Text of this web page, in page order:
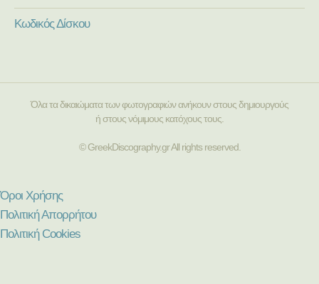
Κωδικός Δίσκου
Όλα τα δικαιώματα των φωτογραφιών ανήκουν στους δημιουργούς
ή στους νόμιμους κατόχους τους.
© GreekDiscography.gr All rights reserved.
Όροι Χρήσης
Πολιτική Απορρήτου
Πολιτική Cookies